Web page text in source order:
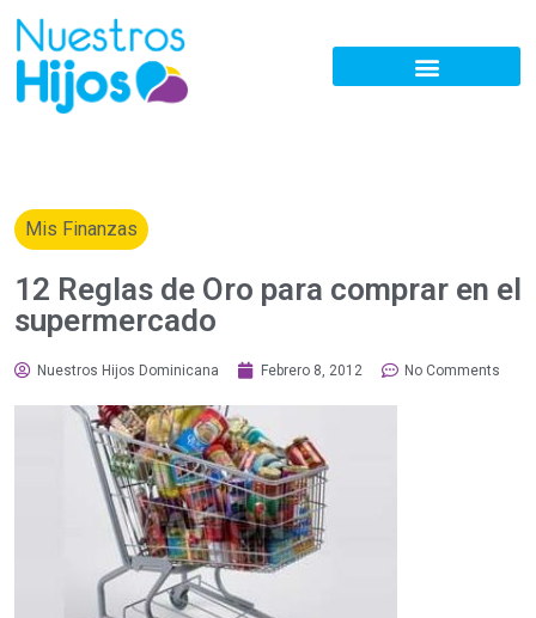
Mis Finanzas
12 Reglas de Oro para comprar en el
supermercado
Nuestros Hijos Dominicana Febrero 8, 2012 No Comments